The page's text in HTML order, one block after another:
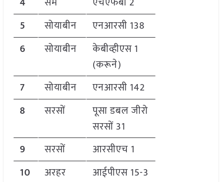
5
सोयाबीन
एनआरसी 138
6
सोयाबीन
केबीव्हीएस 1
(करूने)
7
सोयाबीन
एनआरसी 142
8
सरसों
पूसा डबल जीरो
सरसों 31
9
सरसों
आरसीएच 1
10
अरहर
आईपीएस 15-3